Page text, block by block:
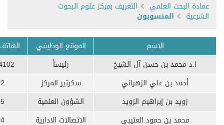
عمادة البحث العلمي التعريف بمركز علوم البحوث
الشرعية المنسوبون
الاسم الموقع الوظيفي
ا.د محمد بن حسن آل الشيخ
رئيساً
أحمد بن علي الزهراني
سكرتير المركز
زويد بن إبراهيم الزويد
الشؤون العلمية
محمد بن حمود العتيبي
الاتصالات الادارية